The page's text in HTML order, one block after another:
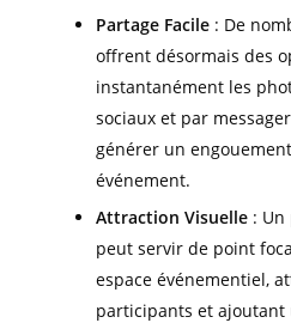
Partage Facile : De
offrent désormais des
instantanément les
sociaux et par
générer un
événement.
Attraction Visuelle :
peut servir de point
espace événementiel,
participants et ajoutant